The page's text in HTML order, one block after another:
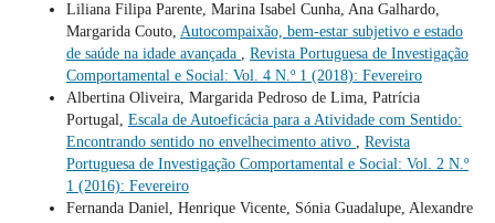
Liliana Filipa Parente, Marina Isabel Cunha, Ana Galhardo,
Margarida Couto, Autocompaixão, bem-estar subjetivo e estado
de saúde na idade avançada , Revista Portuguesa de Investigação
Comportamental e Social: Vol. 4 N.º 1 (2018): Fevereiro
Albertina Oliveira, Margarida Pedroso de Lima, Patrícia
Portugal, Escala de Autoeficácia para a Atividade com Sentido:
Encontrando sentido no envelhecimento ativo , Revista
Portuguesa de Investigação Comportamental e Social: Vol. 2 N.º
1 (2016): Fevereiro
Fernanda Daniel, Henrique Vicente, Sónia Guadalupe, Alexandre